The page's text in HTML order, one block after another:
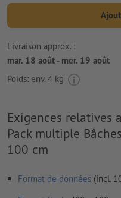
Livraison approx. :
mar. 18 août - mer. 19 août
Poids: env. 4 kg
Exigences relatives
Pack multiple
100 cm
Format de données (incl.